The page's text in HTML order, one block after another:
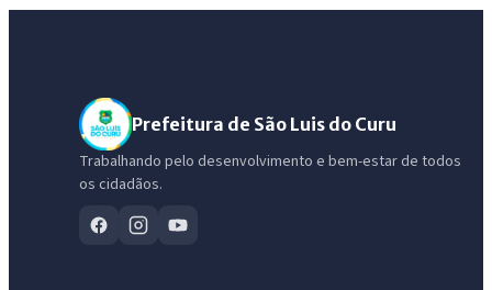
Prefeitura de São Luis do Curu
Trabalhando pelo desenvolvimento e bem-estar de todos
os cidadãos.